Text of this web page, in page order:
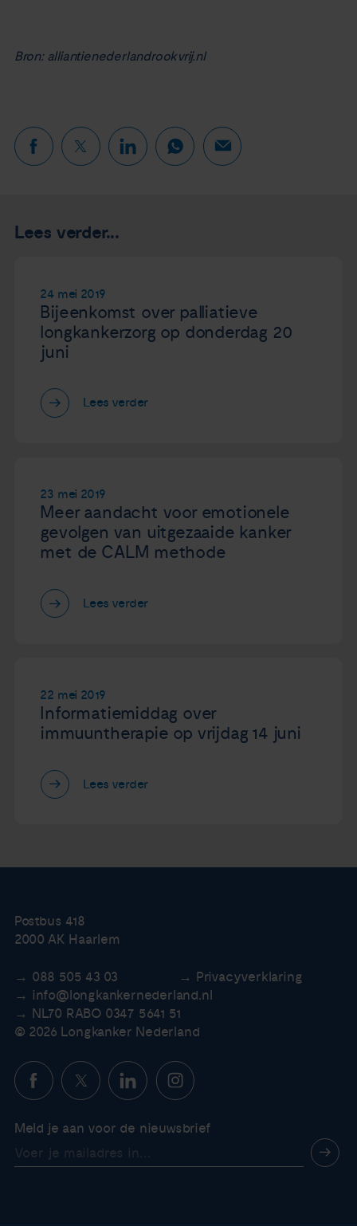
Bron: alliantienederlandrookvrij.nl
Lees verder...
24 mei 2019
Bijeenkomst over palliatieve
longkankerzorg op donderdag 20
juni
Lees verder
23 mei 2019
Meer aandacht voor emotionele
gevolgen van uitgezaaide kanker
met de CALM methode
Lees verder
22 mei 2019
Informatiemiddag over
immuuntherapie op vrijdag 14 juni
Lees verder
Postbus 418
2000 AK Haarlem
088 505 43 03
Privacyverklaring
info@longkankernederland.nl
NL70 RABO 0347 5641 51
© 2026 Longkanker Nederland
Meld je aan voor de nieuwsbrief